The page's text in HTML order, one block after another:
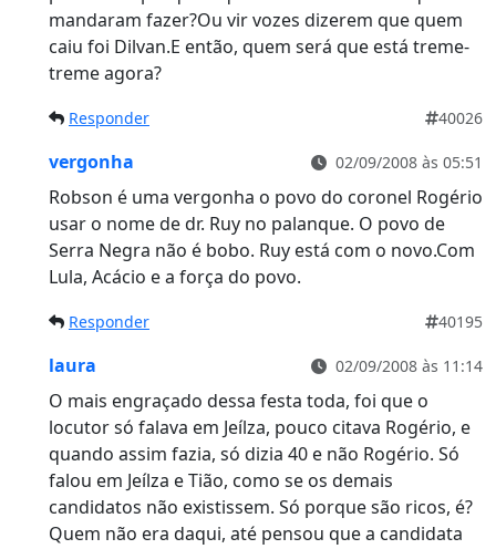
mandaram fazer?Ou vir vozes dizerem que quem
caiu foi Dilvan.E então, quem será que está treme-
treme agora?
Responder 40026
vergonha 02/09/2008 às 05:51
Robson é uma vergonha o povo do coronel Rogério
usar o nome de dr. Ruy no palanque. O povo de
Serra Negra não é bobo. Ruy está com o novo.Com
Lula, Acácio e a força do povo.
Responder 40195
laura 02/09/2008 às 11:14
O mais engraçado dessa festa toda, foi que o
locutor só falava em Jeílza, pouco citava Rogério, e
quando assim fazia, só dizia 40 e não Rogério. Só
falou em Jeílza e Tião, como se os demais
candidatos não existissem. Só porque são ricos, é?
Quem não era daqui, até pensou que a candidata